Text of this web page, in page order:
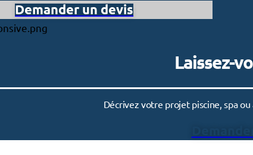
Demander un devis
Laissez-
Décrivez votre projet piscine, spa